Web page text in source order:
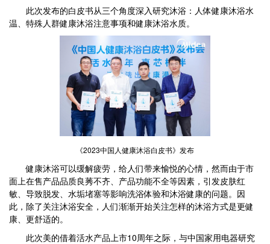
此次发布的白皮书从三个角度深入研究沐浴：人体健康沐浴水
温、特殊人群健康沐浴注意事项和健康沐浴水质。
《2023中国人健康沐浴白皮书》发布
健康沐浴可以缓解疲劳，给人们带来愉悦的心情，然而由于市
面上在售产品品质良莠不齐、产品功能不全等因素，引发皮肤红
敏、导致脱发、水垢堵塞等影响洗浴体验和沐浴健康的问题。因
此，除了关注沐浴安全，人们渐渐开始关注怎样的沐浴方式是更健
康、更舒适的。
此次美的借着活水产品上市10周年之际，与中国家用电器研究